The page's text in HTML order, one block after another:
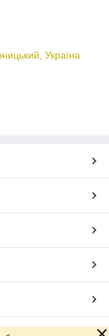
Україна